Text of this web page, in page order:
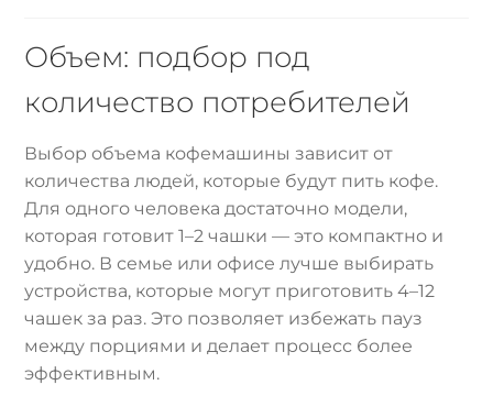
Объем: подбор под
количество потребителей
Выбор объема кофемашины зависит от
количества людей, которые будут пить кофе.
Для одного человека достаточно модели,
которая готовит 1–2 чашки — это компактно и
удобно. В семье или офисе лучше выбирать
устройства, которые могут приготовить 4–12
чашек за раз. Это позволяет избежать пауз
между порциями и делает процесс более
эффективным.